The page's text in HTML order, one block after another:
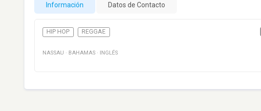
Información Datos de Contacto
HIP HOP REGGAE
NASSAU · BAHAMAS · INGLÉS